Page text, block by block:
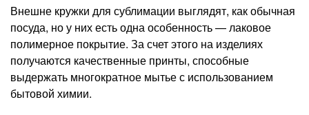
Внешне кружки для сублимации выглядят, как обычная
посуда, но у них есть одна особенность — лаковое
полимерное покрытие. За счет этого на изделиях
получаются качественные принты, способные
выдержать многократное мытье с использованием
бытовой химии.